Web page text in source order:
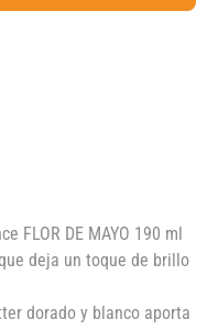
FLOR DE MAYO 190 ml
deja un toque de brillo
dorado y blanco aporta